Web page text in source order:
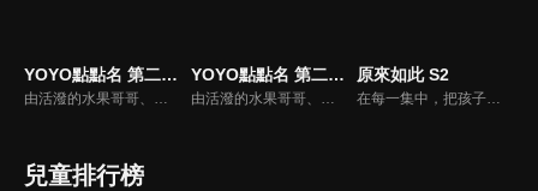
YOYO點點名 第二十季
由活潑的水果哥哥、姐姐們所主持的特別節目，並且帶著小朋友一起唱唱跳跳，藉由自製兒歌和體適能專家強詩雲老師特別設計的肢體動作，來強化兒童律動與協調能力，並進而促進親子間的親密關係。
YOYO點點名 第二十一季
由活潑的水果哥哥、姐姐們所主持的特別節目，並且帶著小朋友一起唱唱跳跳，藉由自製兒歌和體適能專家強詩雲老師特別設計的肢體動作，來強化兒童律動與協調能力，並進而促進親子間的親密關係。
原來如此 S2
在每一集中，把孩子在生活中最常遇到的問題，以情境劇的方式解答，並搭配鮮豔的色彩、可愛的動畫元素及哥哥姐姐豐富的表演，吸引孩童目光。除了精彩的節目內容外，也加入客家話生活用語教學，讓孩童在收視節目的過程中，自然而然學會客語。
兒童排行榜